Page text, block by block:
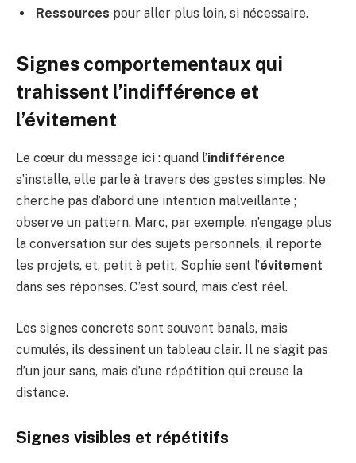
Ressources pour aller plus loin, si nécessaire.
Signes comportementaux qui
trahissent l’indifférence et
l’évitement
Le cœur du message ici : quand l’indifférence
s’installe, elle parle à travers des gestes simples. Ne
cherche pas d’abord une intention malveillante ;
observe un pattern. Marc, par exemple, n’engage plus
la conversation sur des sujets personnels, il reporte
les projets, et, petit à petit, Sophie sent l’évitement
dans ses réponses. C’est sourd, mais c’est réel.
Les signes concrets sont souvent banals, mais
cumulés, ils dessinent un tableau clair. Il ne s’agit pas
d’un jour sans, mais d’une répétition qui creuse la
distance.
Signes visibles et répétitifs